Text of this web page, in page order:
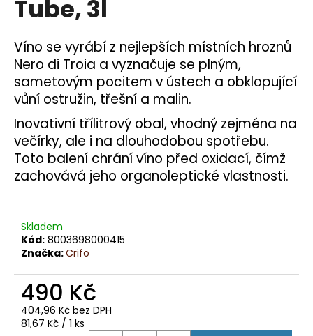
Tube, 3l
Víno se vyrábí z nejlepších místních hroznů
Nero di Troia a vyznačuje se plným,
sametovým pocitem v ústech a obklopující
vůní ostružin, třešní a malin.
Inovativní třílitrový obal, vhodný zejména na
večírky, ale i na dlouhodobou spotřebu.
Toto balení chrání víno před oxidací, čímž
zachovává jeho organoleptické vlastnosti.
Skladem
Kód: 8003698000415
Značka:Crifo
490 Kč
404,96 Kč bez DPH
Měrná
81,67 Kč / 1 ks
r
č
u
j
e
m
e
ŠUMIVÉ
VÍNO
CONEGLIANO-
VALDOBBIADENE
PROSECO
SUPERIORE
D.O.C.G.
EXTRA
BRUT
MILLESIMATO
394